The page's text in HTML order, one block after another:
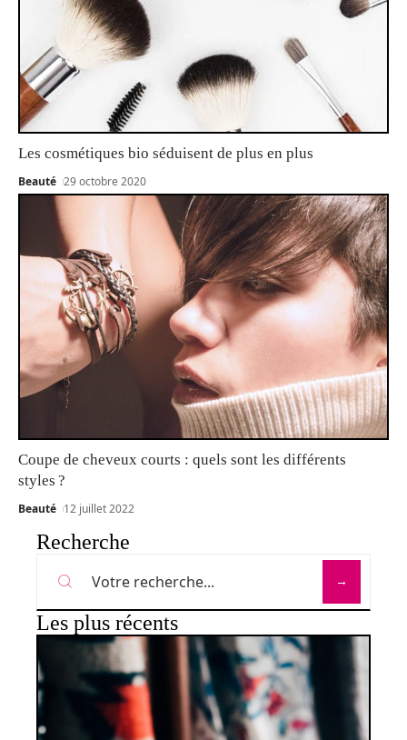
Les cosmétiques bio séduisent de plus en plus
Beauté 29 octobre 2020
Coupe de cheveux courts : quels sont les différents
styles ?
Beauté 12 juillet 2022
Recherche
Les plus récents